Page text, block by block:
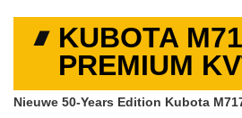
KUBOTA
PREMIUM
Nieuwe 50-Years Edition Kubota